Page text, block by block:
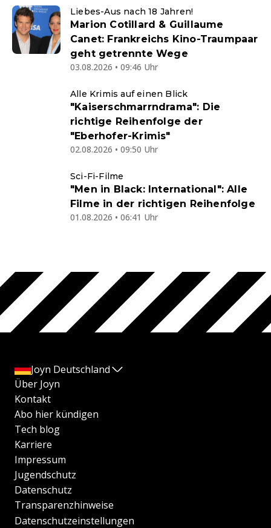
Liebes-Aus nach 18 Jahren!
Marion Cotillard & Guillaume
Canet: Frankreichs Kino-Traumpaar
geht getrennte Wege
03.08.2026 • 09:46 Uhr
Alle Krimis auf einen Blick
"Kaiserschmarrndrama": Die
richtige Reihenfolge der
"Eberhofer-Krimis"
02.08.2026 • 09:50 Uhr
Sci-Fi-Filme
"Men in Black: International": Alle
Filme in der richtigen Reihenfolge
01.08.2026 • 06:41 Uhr
Joyn Deutschland
Über Joyn
Kontakt
Abo hier kündigen
Tech blog
Karriere
Impressum
Jugendschutz
Datenschutz
Transparenzhinweise
Datenschutzeinstellungen